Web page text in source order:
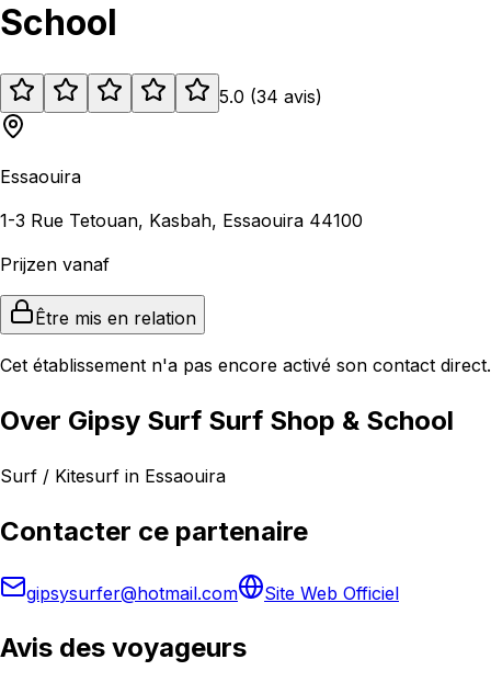
School
5.0 (34 avis)
Essaouira
1-3 Rue Tetouan, Kasbah, Essaouira 44100
Prijzen vanaf
Être mis en relation
Cet établissement n'a pas encore activé son contact direct.
Over Gipsy Surf Surf Shop & School
Surf / Kitesurf in Essaouira
Contacter ce partenaire
gipsysurfer@hotmail.com Site Web Officiel
Avis des voyageurs